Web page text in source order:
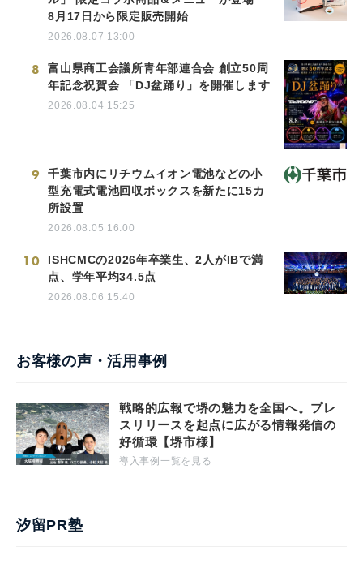
8月17日から限定販売開始
2026.08.07 13:00
8
富山県商工会議所青年部連合会 創立50周
年記念祝賀会 「DJ盆踊り」を開催します
2026.08.04 15:25
9
千葉市内にリチウムイオン電池などの小
型充電式電池回収ボックスを新たに15カ
所設置
2026.08.05 16:00
10
ISHCMCの2026年卒業生、2人がIBで満
点、学年平均34.5点
2026.08.06 15:40
お客様の声・活用事例
戦略的広報で堺の魅力を全国へ。プレ
スリリースを起点に広がる情報発信の
好循環【堺市様】
導入事例一覧を見る
汐留PR塾